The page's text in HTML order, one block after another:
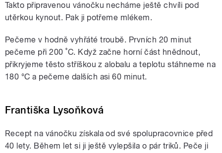
Takto připravenou vánočku necháme ještě chvíli pod
utěrkou kynout. Pak ji potřeme mlékem.
Pečeme v hodně vyhřáté troubě. Prvních 20 minut
pečeme při 200 ˚C. Když začne horní část hnědnout,
přikryjeme těsto stříškou z alobalu a teplotu stáhneme na
180 °C a pečeme dalších asi 60 minut.
Františka Lysoňková
Recept na vánočku získala od své spolupracovnice před
40 lety. Během let si ji ještě vylepšila o pár triků. Peče ji